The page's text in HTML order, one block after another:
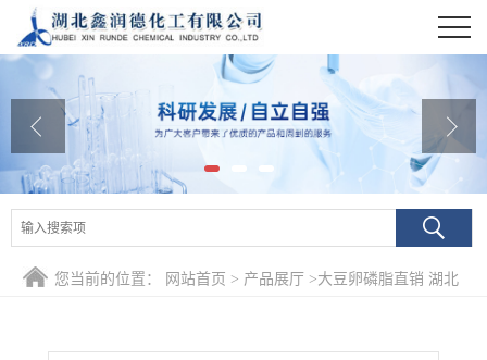
公司首页
公司介绍
公司动态
产品展厅
证书荣誉
您当前的位置： 网站首页 > 产品展厅 >大豆卵磷脂直销 湖北